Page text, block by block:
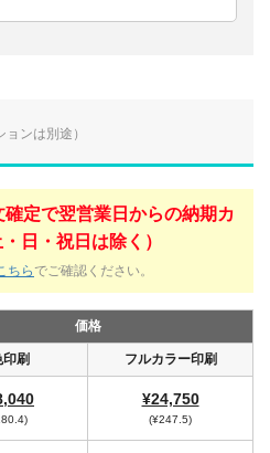
ョンは別途）
定で翌営業日からの納期カ
日・祝日は除く）
ちら でご確認ください。
価格
刷 フルカラー印刷
¥24,750
(¥247.5)